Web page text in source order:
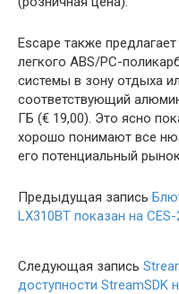
Escape также
легкого ABS/PC-
системы в зону отдыха
соответствующий
ГБ (€ 19,00). Это ясно
хорошо понимают все
его потенциальный
Предыдущая запись
LX310BT показан на CES-
Следующая запись
доступности StreamSDK